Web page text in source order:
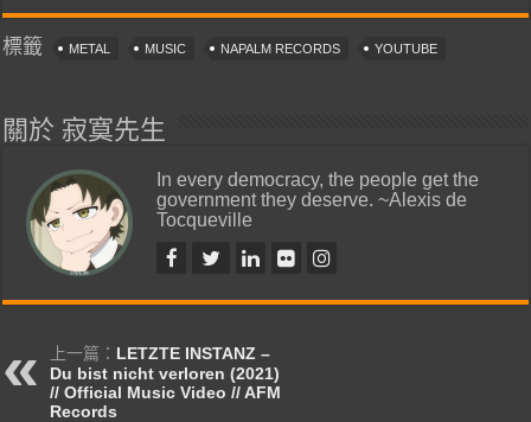
標籤 METAL MUSIC NAPALM RECORDS YOUTUBE
關於 寂寞先生
In every democracy, the people get the
government they deserve. ~Alexis de
Tocqueville
上一篇： LETZTE INSTANZ –
Du bist nicht verloren (2021)
// Official Music Video // AFM
Records